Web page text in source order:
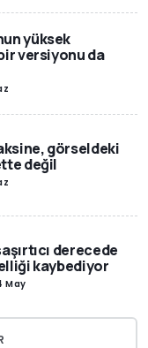
yüksek
versiyonu da
görseldeki
değil
derecede
kaybediyor
May